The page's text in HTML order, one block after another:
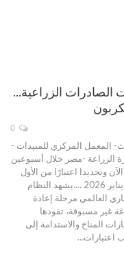
الصادرات الزراعية…
المعمل المركزي للمبيدات -
الزراعة -مصر خلال أسبوعين
وتحديدا اعتبارًا من الأول
من يناير 2026 ....يشهد النظام
العالمي مرحلة إعادة
غير مسبوقة، تقودها
المناخ والاستدامة إلى
اعتبارات…